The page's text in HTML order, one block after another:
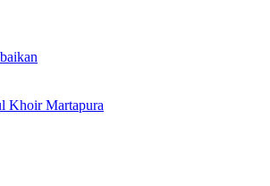
Khoir Martapura